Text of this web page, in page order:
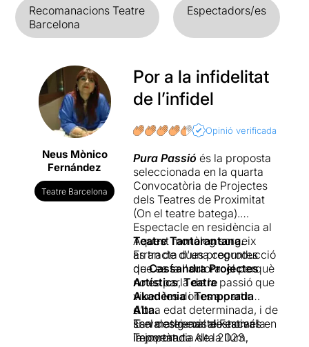
Recomanacions Teatre
Barcelona
Espectadors/es
Neus Mònico
Fernández
Teatre Barcelona
Por a la infidelitat
de l’infidel
Opinió verificada
Pura Passió és la proposta
seleccionada en la quarta
Convocatòria de Projectes
dels Teatres de Proximitat
(On el teatre batega).
Espectacle en residència al
Teatre Tantarantana.
Es tracta d'una coproducció
deCassandra Projectes
Artístics,Teatre
AkadèmiaiTemporada
Alta.
Es va estrenar al Festival
Temporada Alta 2023.
Aquest monòleg sorgeix
arran de dues preguntes
que es fa l'autora: el perquè
no es parla de la passió que
viuen les dones a partir
d’una edat determinada, i de
si el desig existeix només en
la joventut.
Tan mateix cal destacar la
importància de la llum,